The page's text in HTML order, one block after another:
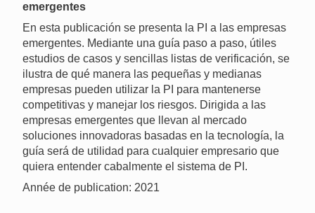
emergentes
En esta publicación se presenta la PI a las empresas
emergentes. Mediante una guía paso a paso, útiles
estudios de casos y sencillas listas de verificación, se
ilustra de qué manera las pequeñas y medianas
empresas pueden utilizar la PI para mantenerse
competitivas y manejar los riesgos. Dirigida a las
empresas emergentes que llevan al mercado
soluciones innovadoras basadas en la tecnología, la
guía será de utilidad para cualquier empresario que
quiera entender cabalmente el sistema de PI.
Année de publication: 2021